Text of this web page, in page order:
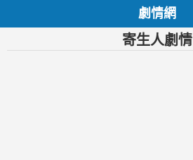
劇情網
寄生人劇情